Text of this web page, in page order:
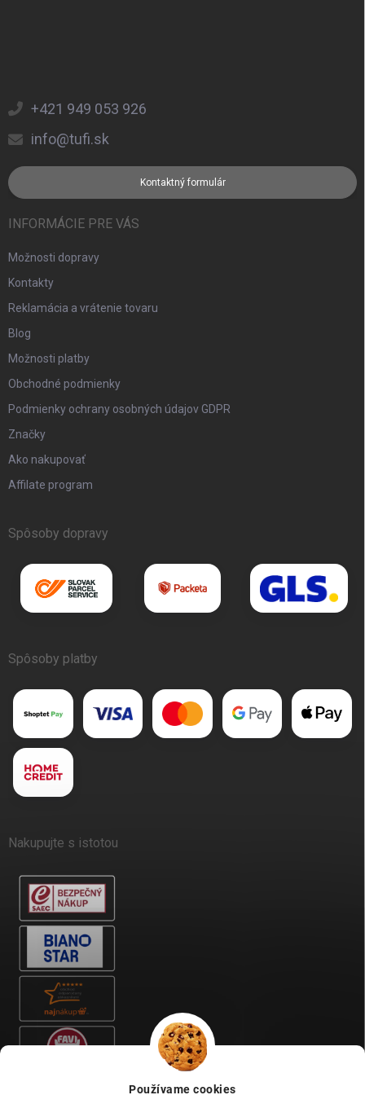
Používame cookies
+421 949 053 926
info@tufi.sk
Kontaktný formulár
INFORMÁCIE PRE VÁS
Možnosti dopravy
Kontakty
Reklamácia a vrátenie tovaru
Blog
Možnosti platby
Obchodné podmienky
Podmienky ochrany osobných údajov GDPR
Značky
Ako nakupovať
Affilate program
Spôsoby dopravy
Spôsoby platby
Nakupujte s istotou